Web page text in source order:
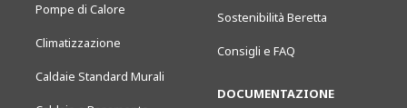
Pompe di Calore
Climatizzazione
Caldaie Standard Murali
Sostenibilità Beretta
Consigli e FAQ
DOCUMENTAZIONE